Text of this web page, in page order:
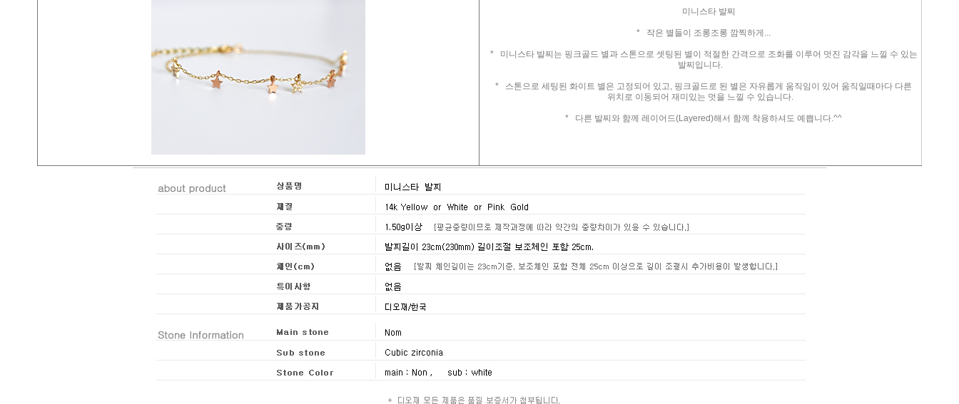
미니스타 발찌
* 작은 별들이 조롱조롱 깜찍하게...
* 미니스타 발찌는 핑크골드 별과 스톤으로 셋팅된 별이 적절한 간격으로 조화를 이루어 멋진 감각을 느낄 수 있는
발찌입니다.
* 스톤으로 세팅된 화이트 별은 고정되어 있고, 핑크골드로 된 별은 자유롭게 움직임이 있어 움직일때마다 다른
위치로 이동되어 재미있는 멋을 느낄 수 있습니다.
* 다른 발찌와 함께 레이어드(Layered)해서 함께 착용하셔도 예쁩니다.^^